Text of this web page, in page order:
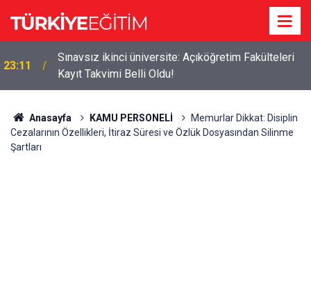
23:11
Sınavsız ikinci üniversite: Açıköğretim Fakülteleri
Kayıt Takvimi Belli Oldu!
Anasayfa KAMU PERSONELİ
Memurlar Dikkat: Disiplin
Cezalarının Özellikleri, İtiraz Süresi ve Özlük Dosyasından Silinme
Şartları